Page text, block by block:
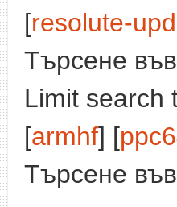
[resolute-
Търсене във
Limit search
[armhf] [
Търсене във